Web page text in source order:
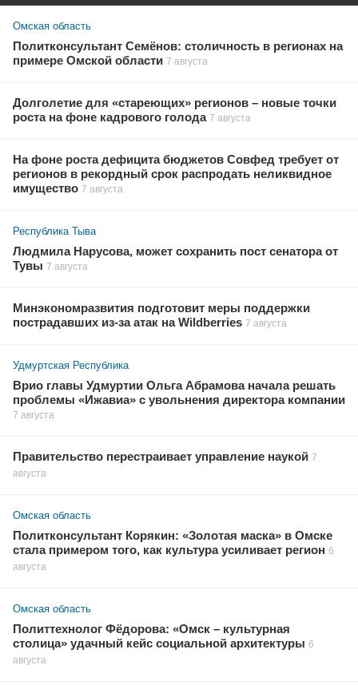
Омская область
Политконсультант Семёнов: столичность в регионах на
примере Омской области 7 августа
Долголетие для «стареющих» регионов – новые точки
роста на фоне кадрового голода 7 августа
На фоне роста дефицита бюджетов Совфед требует от
регионов в рекордный срок распродать неликвидное
имущество 7 августа
Республика Тыва
Людмила Нарусова, может сохранить пост сенатора от
Тувы 7 августа
Минэкономразвития подготовит меры поддержки
пострадавших из-за атак на Wildberries 7 августа
Удмуртская Республика
Врио главы Удмуртии Ольга Абрамова начала решать
проблемы «Ижавиа» с увольнения директора компании
7 августа
Правительство перестраивает управление наукой 7
августа
Омская область
Политконсультант Корякин: «Золотая маска» в Омске
стала примером того, как культура усиливает регион 6
августа
Омская область
Политтехнолог Фёдорова: «Омск – культурная
столица» удачный кейс социальной архитектуры 6
августа